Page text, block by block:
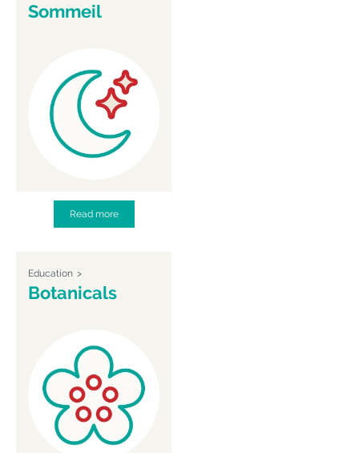
Sommeil
Read more
Education
Botanicals